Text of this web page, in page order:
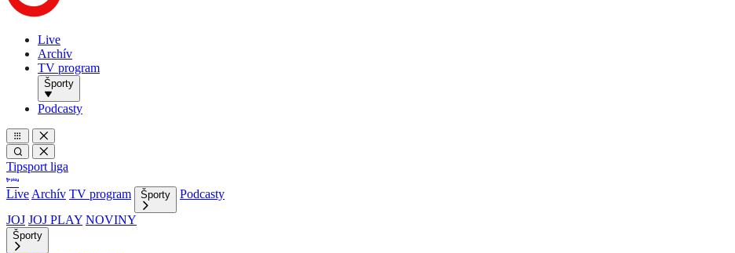
Live
Archív
TV program
Športy
Podcasty
Tipsport liga
Live Archív TV program Športy
Podcasty
JOJ JOJ PLAY NOVINY
Športy